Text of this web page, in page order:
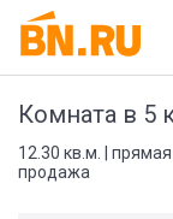
Комната в 5
12.30 кв.м. | прямая
продажа